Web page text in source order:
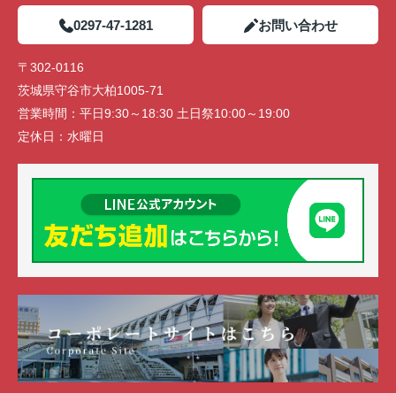
0297-47-1281 お問い合わせ
〒302-0116
茨城県守谷市大柏1005-71
営業時間： 平日9:30～18:30 土日祭10:00～19:00
定休日： 水曜日